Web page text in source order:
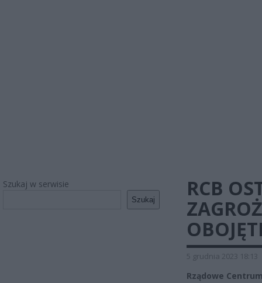
Szukaj w serwisie
Szukaj
RCB
5 grudnia 2023 18:13
Rządowe